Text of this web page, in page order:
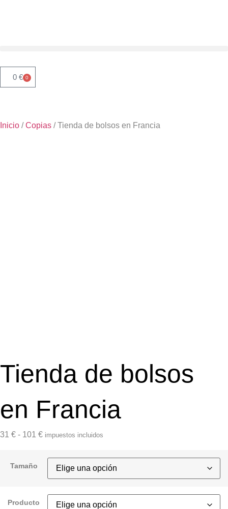
0 € 0
Inicio /Copias / Tienda de bolsos en Francia
Tienda de bolsos
en Francia
31 € - 101 € impuestos incluidos
Tamaño
Producto